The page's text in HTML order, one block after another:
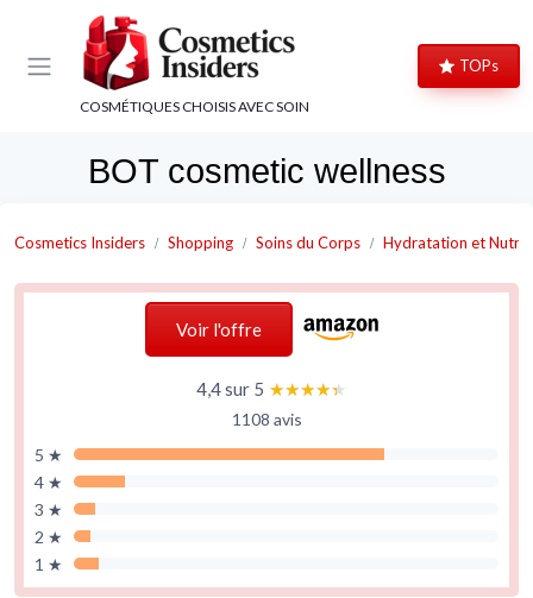
COSMÉTIQUES CHOISIS AVEC SOIN
TOPs
BOT cosmetic wellness
Cosmetics Insiders Shopping Soins du Corps Hydratation et
Voir l'offre
4,4 sur 5 ★★★★★
★★★★★
1108 avis
5 ★
4 ★
3 ★
2 ★
1 ★
Panneau de gestion des cookies